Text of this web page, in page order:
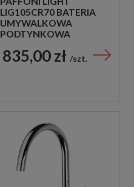
LIG105CR70 BATERIA
UMYWALKOWA
PODTYNKOWA
CHROM
835,00 zł szt.